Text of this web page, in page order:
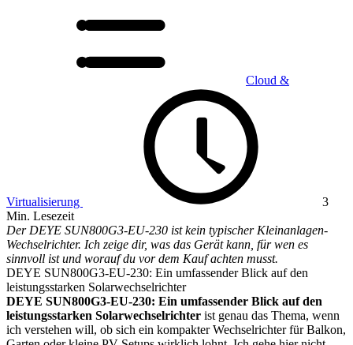
Cloud &
Virtualisierung
3
Min. Lesezeit
Der DEYE SUN800G3-EU-230 ist kein typischer Kleinanlagen-
Wechselrichter. Ich zeige dir, was das Gerät kann, für wen es
sinnvoll ist und worauf du vor dem Kauf achten musst.
DEYE SUN800G3-EU-230: Ein umfassender Blick auf den
leistungsstarken Solarwechselrichter
DEYE SUN800G3-EU-230: Ein umfassender Blick auf den
leistungsstarken Solarwechselrichter ist genau das Thema, wenn
ich verstehen will, ob sich ein kompakter Wechselrichter für Balkon,